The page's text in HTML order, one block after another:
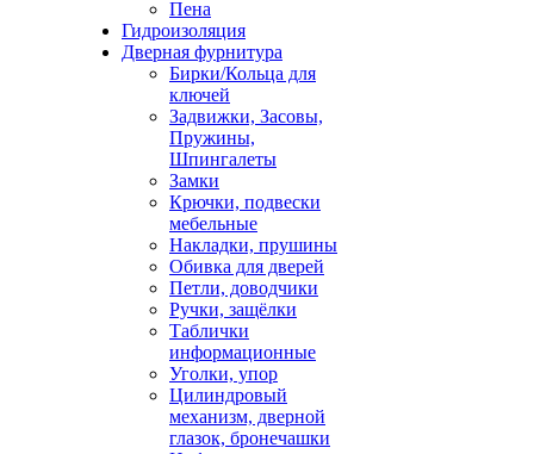
Пена
Гидроизоляция
Дверная фурнитура
Бирки/Кольца для
ключей
Задвижки, Засовы,
Пружины,
Шпингалеты
Замки
Крючки, подвески
мебельные
Накладки, прушины
Обивка для дверей
Петли, доводчики
Ручки, защёлки
Таблички
информационные
Уголки, упор
Цилиндровый
механизм, дверной
глазок, бронечашки